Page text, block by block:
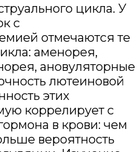
цикла. У
с
отмечаются те
аменорея,
ановуляторные
лютеиновой
этих
коррелирует с
в крови: чем
вероятность